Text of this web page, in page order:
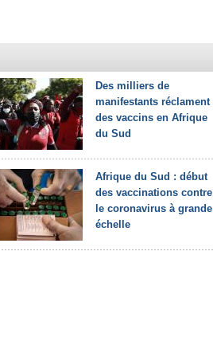
Des milliers de
manifestants réclament
des vaccins en Afrique
du Sud
Afrique du Sud : début
des vaccinations contre
le coronavirus à grande
échelle